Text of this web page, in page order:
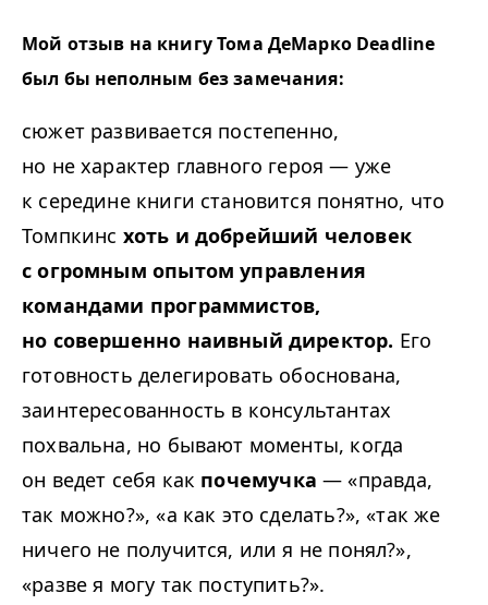
Мой отзыв на книгу Тома ДеМарко Deadline
был бы неполным без замечания:
сюжет развивается постепенно,
но не характер главного героя — уже
к середине книги становится понятно, что
Томпкинс хоть и добрейший человек
с огромным опытом управления
командами программистов,
но совершенно наивный директор. Его
готовность делегировать обоснована,
заинтересованность в консультантах
похвальна, но бывают моменты, когда
он ведет себя как почемучка— «правда,
так можно?», «а как это сделать?», «так же
ничего не получится, или я не понял?»,
«разве я могу так поступить?».